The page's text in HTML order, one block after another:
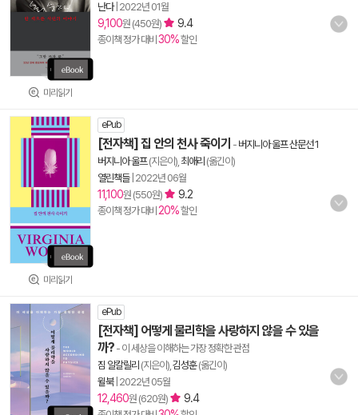
미리읽기
난다| 2022년 01월
9,100원 (450원) 9.4
종이책 정가 대비 30%할인
미리읽기
ePub
[전자책] 집 안의 천사 죽이기 - 버지니아 울프 산문선 1
버지니아 울프(지은이), 최애리 (옮긴이)
열린책들| 2022년 06월
11,100원 (550원) 9.2
종이책 정가 대비 20%할인
ePub
[전자책] 어떻게 물리학을 사랑하지 않을 수 있을
까? - 이 세상을 이해하는 가장 정확한 관점
짐 알칼릴리 (지은이), 김성훈(옮긴이)
윌북| 2022년 05월
12,460원 (620원) 9.4